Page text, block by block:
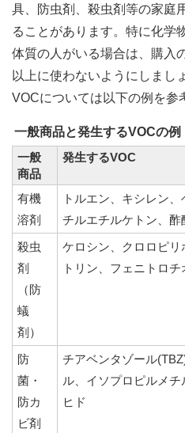
具、防虫剤、殺虫剤等の家庭
ることがあります。特に化学
体質の人がいる場合は、購入
以上に使わないようにしまし
VOCについては以下の例を参
一般商品と発生するVOCの例
一般
商品
発生するVOC
有機
溶剤
トルエン、キシレン
チルエチルケトン、
殺虫
剤
（防
蟻
剤）
ケロシン、クロロピリ
トリン、フェニトロチ
防
菌・
防カ
ビ剤
チアベンタゾール
ル、イソプロピルメ
ヒド